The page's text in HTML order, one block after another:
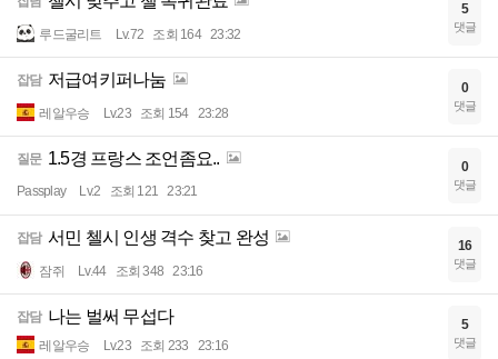
루드굴리트 Lv.72 조회 164 23:32
5
댓글
잡담 저급여키퍼나눔
레알우승 Lv.23 조회 154 23:28
0
댓글
질문 1.5경 프랑스 조언좀요..
Passplay Lv.2 조회 121 23:21
0
댓글
잡담 서민 첼시 인생 격수 찾고 완성
잠쥐 Lv.44 조회 348 23:16
16
댓글
잡담 나는 벌써 무섭다
레알우승 Lv.23 조회 233 23:16
5
댓글